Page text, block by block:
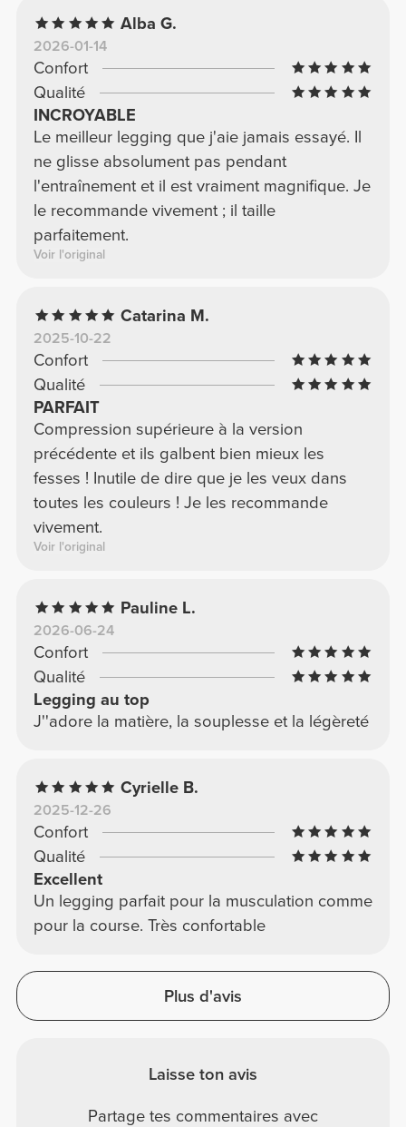
Alba G.
2026-01-14
Confort
Qualité
INCROYABLE
Le meilleur legging que j'aie jamais essayé. Il
ne glisse absolument pas pendant
l'entraînement et il est vraiment magnifique. Je
le recommande vivement ; il taille
parfaitement.
Voir l'original
Catarina M.
2025-10-22
Confort
Qualité
PARFAIT
Compression supérieure à la version
précédente et ils galbent bien mieux les
fesses ! Inutile de dire que je les veux dans
toutes les couleurs ! Je les recommande
vivement.
Voir l'original
Pauline L.
2026-06-24
Confort
Qualité
Legging au top
J''adore la matière, la souplesse et la légèreté
Cyrielle B.
2025-12-26
Confort
Qualité
Excellent
Un legging parfait pour la musculation comme
pour la course. Très confortable
Plus d'avis
Laisse ton avis
Partage tes commentaires avec